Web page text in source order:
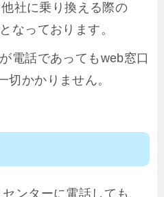
社に乗り換える際の
なっております。
電話であってもweb窓口
切かかりません。
ンターに電話しても、